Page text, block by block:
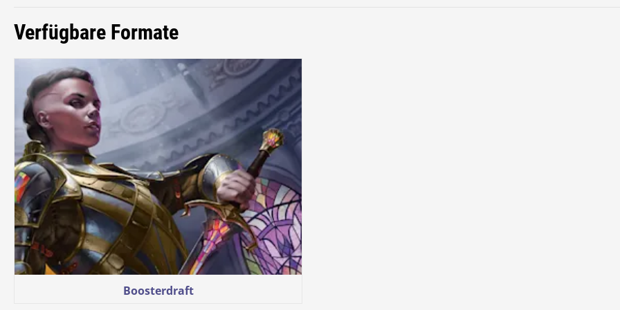
Verfügbare Formate
Boosterdraft